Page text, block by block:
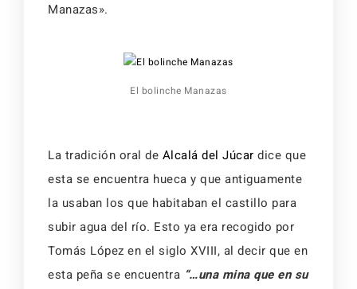
Alojamientos
Manazas».
El bolinche Manazas
La tradición oral de Alcalá del Júcar dice que
esta se encuentra hueca y que antiguamente
la usaban los que habitaban el castillo para
subir agua del río. Esto ya era recogido por
Tomás López en el si­glo XVIII, al decir que en
esta peña se encuentra “…una mina que en su